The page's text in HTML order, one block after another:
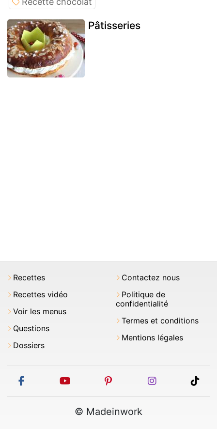
Pâtisseries
Recettes
Recettes vidéo
Voir les menus
Questions
Dossiers
Contactez nous
Politique de
confidentialité
Termes et conditions
Mentions légales
facebook youtube pinterest instagram
© Madeinwork